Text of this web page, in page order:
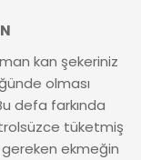
kan şekeriniz
olması
defa farkında
tüketmiş
ekmeğin